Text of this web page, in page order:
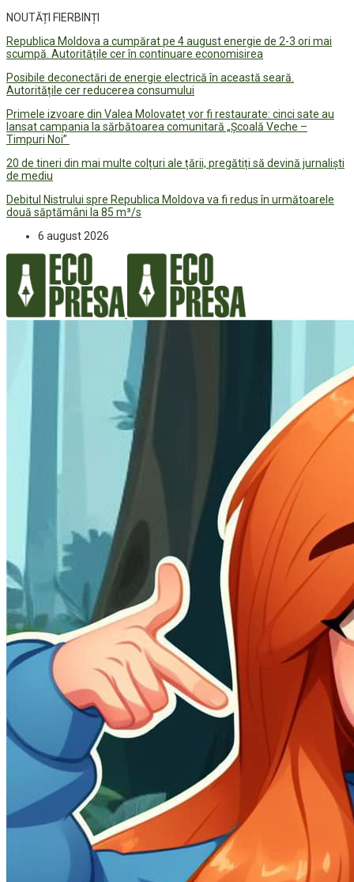
NOUTĂȚI FIERBINȚI
Republica Moldova a cumpărat pe 4 august energie de 2-3 ori mai
scumpă. Autoritățile cer în continuare economisirea
Posibile deconectări de energie electrică în această seară.
Autoritățile cer reducerea consumului
Primele izvoare din Valea Molovateț vor fi restaurate: cinci sate au
lansat campania la sărbătoarea comunitară „Școală Veche –
Timpuri Noi”
20 de tineri din mai multe colțuri ale țării, pregătiți să devină jurnaliști
de mediu
Debitul Nistrului spre Republica Moldova va fi redus în următoarele
două săptămâni la 85 m³/s
6 august 2026